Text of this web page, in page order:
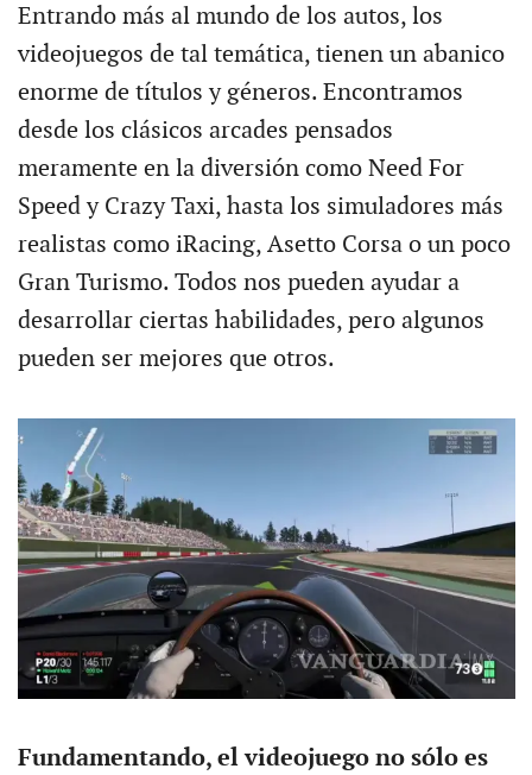
Entrando más al mundo de los autos, los
videojuegos de tal temática, tienen un abanico
enorme de títulos y géneros. Encontramos
desde los clásicos arcades pensados
meramente en la diversión como Need For
Speed y Crazy Taxi, hasta los simuladores más
realistas como iRacing, Asetto Corsa o un poco
Gran Turismo. Todos nos pueden ayudar a
desarrollar ciertas habilidades, pero algunos
pueden ser mejores que otros.
Fundamentando, el videojuego no sólo es